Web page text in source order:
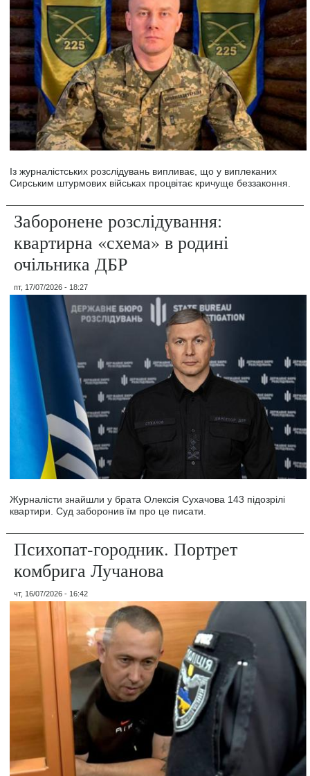
Із журналістських розслідувань випливає, що у виплеканих
Сирським штурмових військах процвітає кричуще беззаконня.
Заборонене розслідування:
квартирна «схема» в родині
очільника ДБР
пт, 17/07/2026 - 18:27
Журналісти знайшли у брата Олексія Сухачова 143 підозрілі
квартири. Суд заборонив їм про це писати.
Психопат-городник. Портрет
комбрига Лучанова
чт, 16/07/2026 - 16:42